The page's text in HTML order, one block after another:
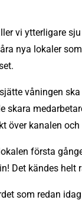
vi ytterligare
nya lokaler
våningen
skara
över kanalen och
första
Det kändes helt
som redan